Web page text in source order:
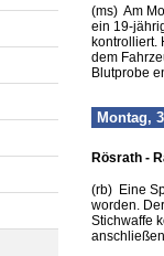
(ms) Am
ein 19-
kontrolliert.
dem
Blutprobe
Montag,
Rösrath -
(rb) Eine
worden.
Stichwaffe